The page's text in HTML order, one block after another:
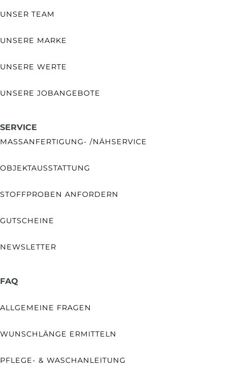
UNSER TEAM
UNSERE MARKE
UNSERE WERTE
UNSERE JOBANGEBOTE
SERVICE
MASSANFERTIGUNG- /NÄHSERVICE
OBJEKTAUSSTATTUNG
STOFFPROBEN ANFORDERN
GUTSCHEINE
NEWSLETTER
FAQ
ALLGEMEINE FRAGEN
WUNSCHLÄNGE ERMITTELN
PFLEGE- & WASCHANLEITUNG